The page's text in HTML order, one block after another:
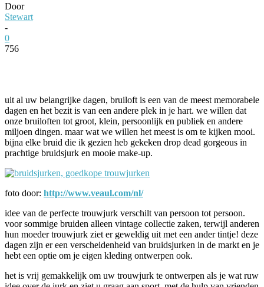
Door
Stewart
-
0
756
uit al uw belangrijke dagen, bruiloft is een van de meest memorabele
dagen en het bezit is van een andere plek in je hart. we willen dat
onze bruiloften tot groot, klein, persoonlijk en publiek en andere
miljoen dingen. maar wat we willen het meest is om te kijken mooi.
bijna elke bruid die ik gezien heb gekeken drop dead gorgeous in
prachtige bruidsjurk en mooie make-up.
foto door: http://www.veaul.com/nl/
idee van de perfecte trouwjurk verschilt van persoon tot persoon.
voor sommige bruiden alleen vintage collectie zaken, terwijl anderen
hun moeder trouwjurk ziet er geweldig uit met een ander tintje! deze
dagen zijn er een verscheidenheid van bruidsjurken in de markt en je
hebt een optie om je eigen kleding ontwerpen ook.
het is vrij gemakkelijk om uw trouwjurk te ontwerpen als je wat ruw